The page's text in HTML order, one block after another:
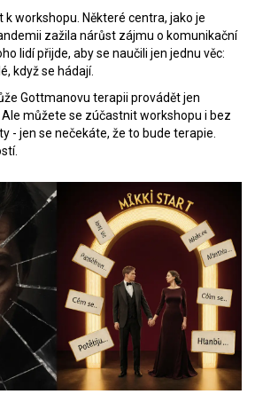
k workshopu. Některé centra, jako je
zažila nárůst zájmu o komunikační
lidí přijde, aby se naučili jen jednu věc:
když se hádají.
Gottmanovu terapii provádět jen
Ale můžete se zúčastnit workshopu i bez
- jen se nečekáte, že to bude terapie.